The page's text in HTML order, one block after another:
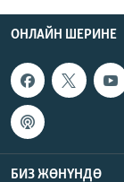
ОНЛАЙН ШЕРИНЕ
БИЗ ЖӨНҮНДӨ